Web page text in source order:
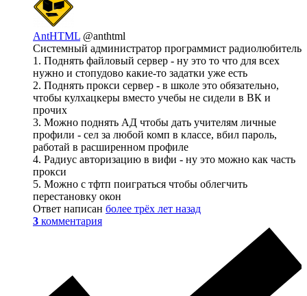
AntHTML @anthtml
Системный администратор программист радиолюбитель
1. Поднять файловый сервер - ну это то что для всех
нужно и стопудово какие-то задатки уже есть
2. Поднять прокси сервер - в школе это обязательно,
чтобы кулхацкеры вместо учебы не сидели в ВК и
прочих
3. Можно поднять АД чтобы дать учителям личные
профили - сел за любой комп в классе, вбил пароль,
работай в расширенном профиле
4. Радиус авторизацию в вифи - ну это можно как часть
прокси
5. Можно с тфтп поиграться чтобы облегчить
перестановку окон
Ответ написан более трёх лет назад
3 комментария